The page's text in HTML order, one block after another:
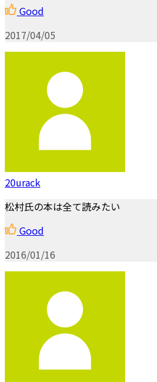
Good
2017/04/05
20urack
松村氏の本は全て読みたい
Good
2016/01/16